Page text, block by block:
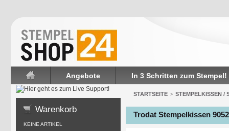
Startseite
Angebote In 3 Schritten zum Stempel!
Warenkorb
KEINE ARTIKEL
STARTSEITE > STEMPELKISSEN /
Trodat Stempelkissen